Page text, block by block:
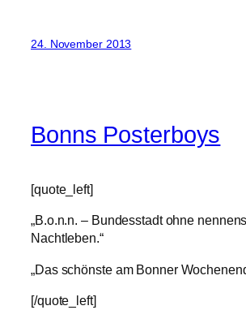
24. November 2013
Bonns Posterboys
[quote_left]
„B.o.n.n. – Bundesstadt ohne
Nachtleben.“
„Das schönste am Bonner
[/quote_left]